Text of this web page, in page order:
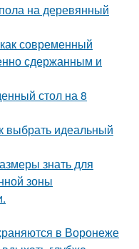
на деревянный
современный
сдержанным и
стол на 8
выбрать идеальный
знать для
зоны
в Воронеже